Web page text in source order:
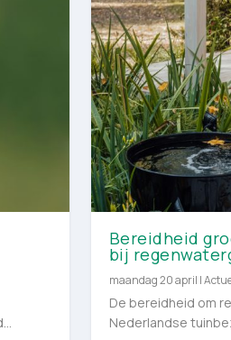
Bereidheid
bij
maandag 20 april |
De bereidheid om
Nederlandse